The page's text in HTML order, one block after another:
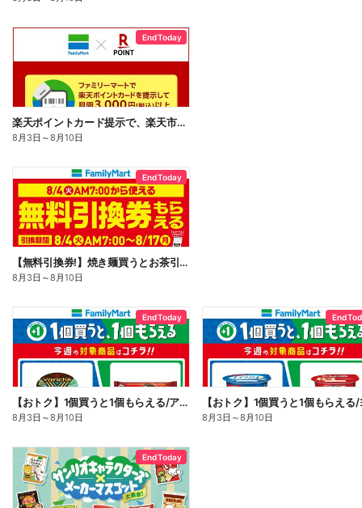
End Today
楽天ポイントカード提示で、楽天市場でのお買い物がおトクに!
8月3日 ～8月10日
End Today
【無料引換券!】焼き麺買うとお茶引換券貰える!
8月3日 ～8月10日
End Today
【おトク】1個買うと1個もらえる/アイス
8月3日 ～8月10日
End
8月3日 ～8月10日
End Today